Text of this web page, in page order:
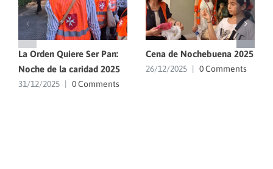
La Orden Quiere Ser Pan:
Noche de la caridad 2025
31/12/2025 0 Comments
Cena de Nochebuena 2025
26/12/2025 0 Comments